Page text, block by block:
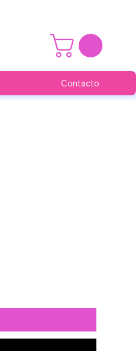
Contacto